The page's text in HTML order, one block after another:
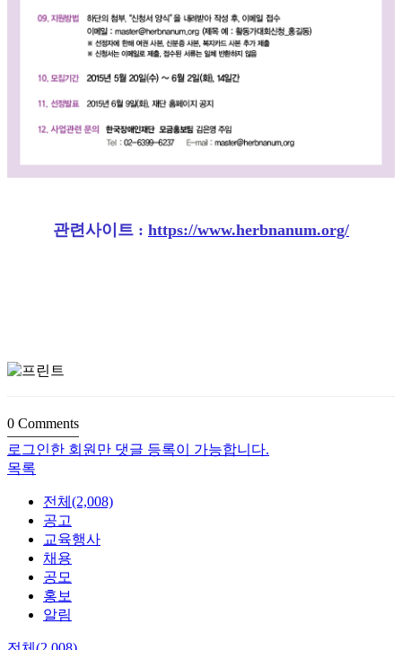
관련사이트 : https://www.herbnanum.org/
0 Comments
로그인한 회원만 댓글 등록이 가능합니다.
목록
전체(2,008)
공고
교육행사
채용
공모
홍보
알림